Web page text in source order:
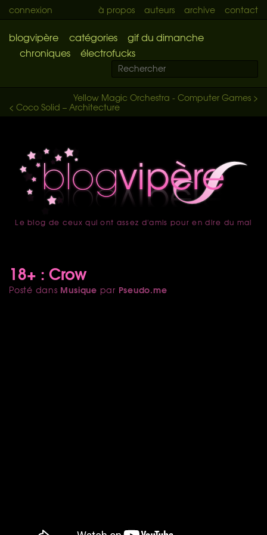
connexion à propos auteurs archive contact
blogvipère catégories
gif du dimanche
chroniques
électrofucks
Yellow Magic Orchestra - Computer Games >
< Coco Solid – Architecture
accueil
Le blog de ceux qui ont assez d'amis pour en dire du mal
18+ : Crow
Posté dans Musique par Pseudo.me